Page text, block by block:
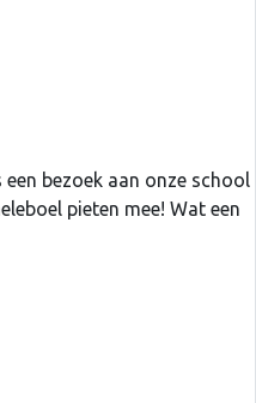
bezoek aan onze school
pieten mee! Wat een